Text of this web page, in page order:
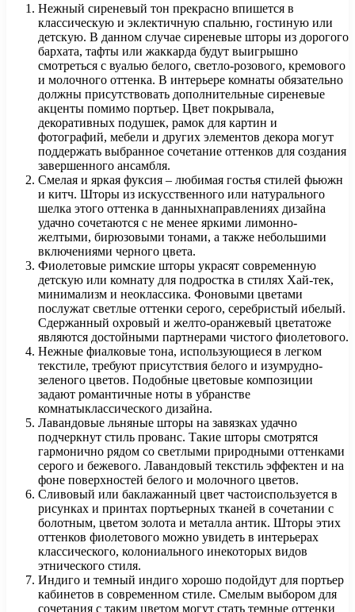
Нежный сиреневый тон прекрасно впишется в
классическую и эклектичную спальню, гостиную или
детскую. В данном случае сиреневые шторы из дорогого
бархата, тафты или жаккарда будут выигрышно
смотреться с вуалью белого, светло-розового, кремового
и молочного оттенка. В интерьере комнаты обязательно
должны присутствовать дополнительные сиреневые
акценты помимо портьер. Цвет покрывала,
декоративных подушек, рамок для картин и
фотографий, мебели и других элементов декора могут
поддержать выбранное сочетание оттенков для создания
завершенного ансамбля.
Смелая и яркая фуксия – любимая гостья стилей фьюжн
и китч. Шторы из искусственного или натурального
шелка этого оттенка в данныхнаправлениях дизайна
удачно сочетаются с не менее яркими лимонно-
желтыми, бирюзовыми тонами, а также небольшими
включениями черного цвета.
Фиолетовые римские шторы украсят современную
детскую или комнату для подростка в стилях Хай-тек,
минимализм и неоклассика. Фоновыми цветами
послужат светлые оттенки серого, серебристый ибелый.
Сдержанный охровый и желто-оранжевый цветатоже
являются достойными партнерами чистого фиолетового.
Нежные фиалковые тона, использующиеся в легком
текстиле, требуют присутствия белого и изумрудно-
зеленого цветов. Подобные цветовые композиции
задают романтичные ноты в убранстве
комнатыклассического дизайна.
Лавандовые льняные шторы на завязках удачно
подчеркнут стиль прованс. Такие шторы смотрятся
гармонично рядом со светлыми природными оттенками
серого и бежевого. Лавандовый текстиль эффектен и на
фоне поверхностей белого и молочного цветов.
Сливовый или баклажанный цвет частоиспользуется в
рисунках и принтах портьерных тканей в сочетании с
болотным, цветом золота и металла антик. Шторы этих
оттенков фиолетового можно увидеть в интерьерах
классического, колониального инекоторых видов
этнического стиля.
Индиго и темный индиго хорошо подойдут для портьер
кабинетов в современном стиле. Смелым выбором для
сочетания с таким цветом могут стать темные оттенки